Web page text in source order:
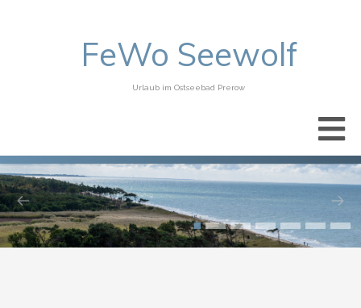
FeWo Seewolf
Urlaub im Ostseebad Prerow